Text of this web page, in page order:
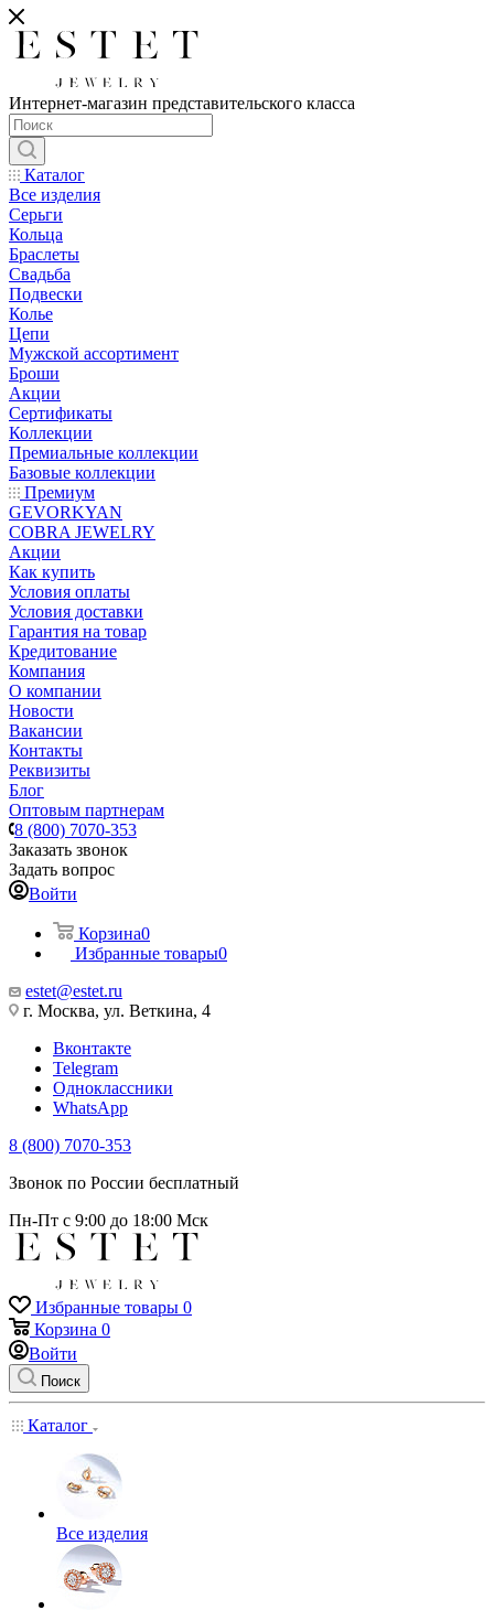
Интернет-магазин представительского класса
Каталог
Все изделия
Серьги
Кольца
Браслеты
Свадьба
Подвески
Колье
Цепи
Мужской ассортимент
Броши
Акции
Сертификаты
Коллекции
Премиальные коллекции
Базовые коллекции
Премиум
GEVORKYAN
COBRA JEWELRY
Акции
Как купить
Условия оплаты
Условия доставки
Гарантия на товар
Кредитование
Компания
О компании
Новости
Вакансии
Контакты
Реквизиты
Блог
Оптовым партнерам
8 (800) 7070-353
Заказать звонок
Задать вопрос
Войти
Корзина0
Избранные товары0
estet@estet.ru
г. Москва, ул. Веткина, 4
Вконтакте
Telegram
Одноклассники
WhatsApp
8 (800) 7070-353
Звонок по России бесплатный
Пн-Пт с 9:00 до 18:00 Мск
Избранные товары 0
Корзина 0
Войти
Поиск
Каталог
Все изделия